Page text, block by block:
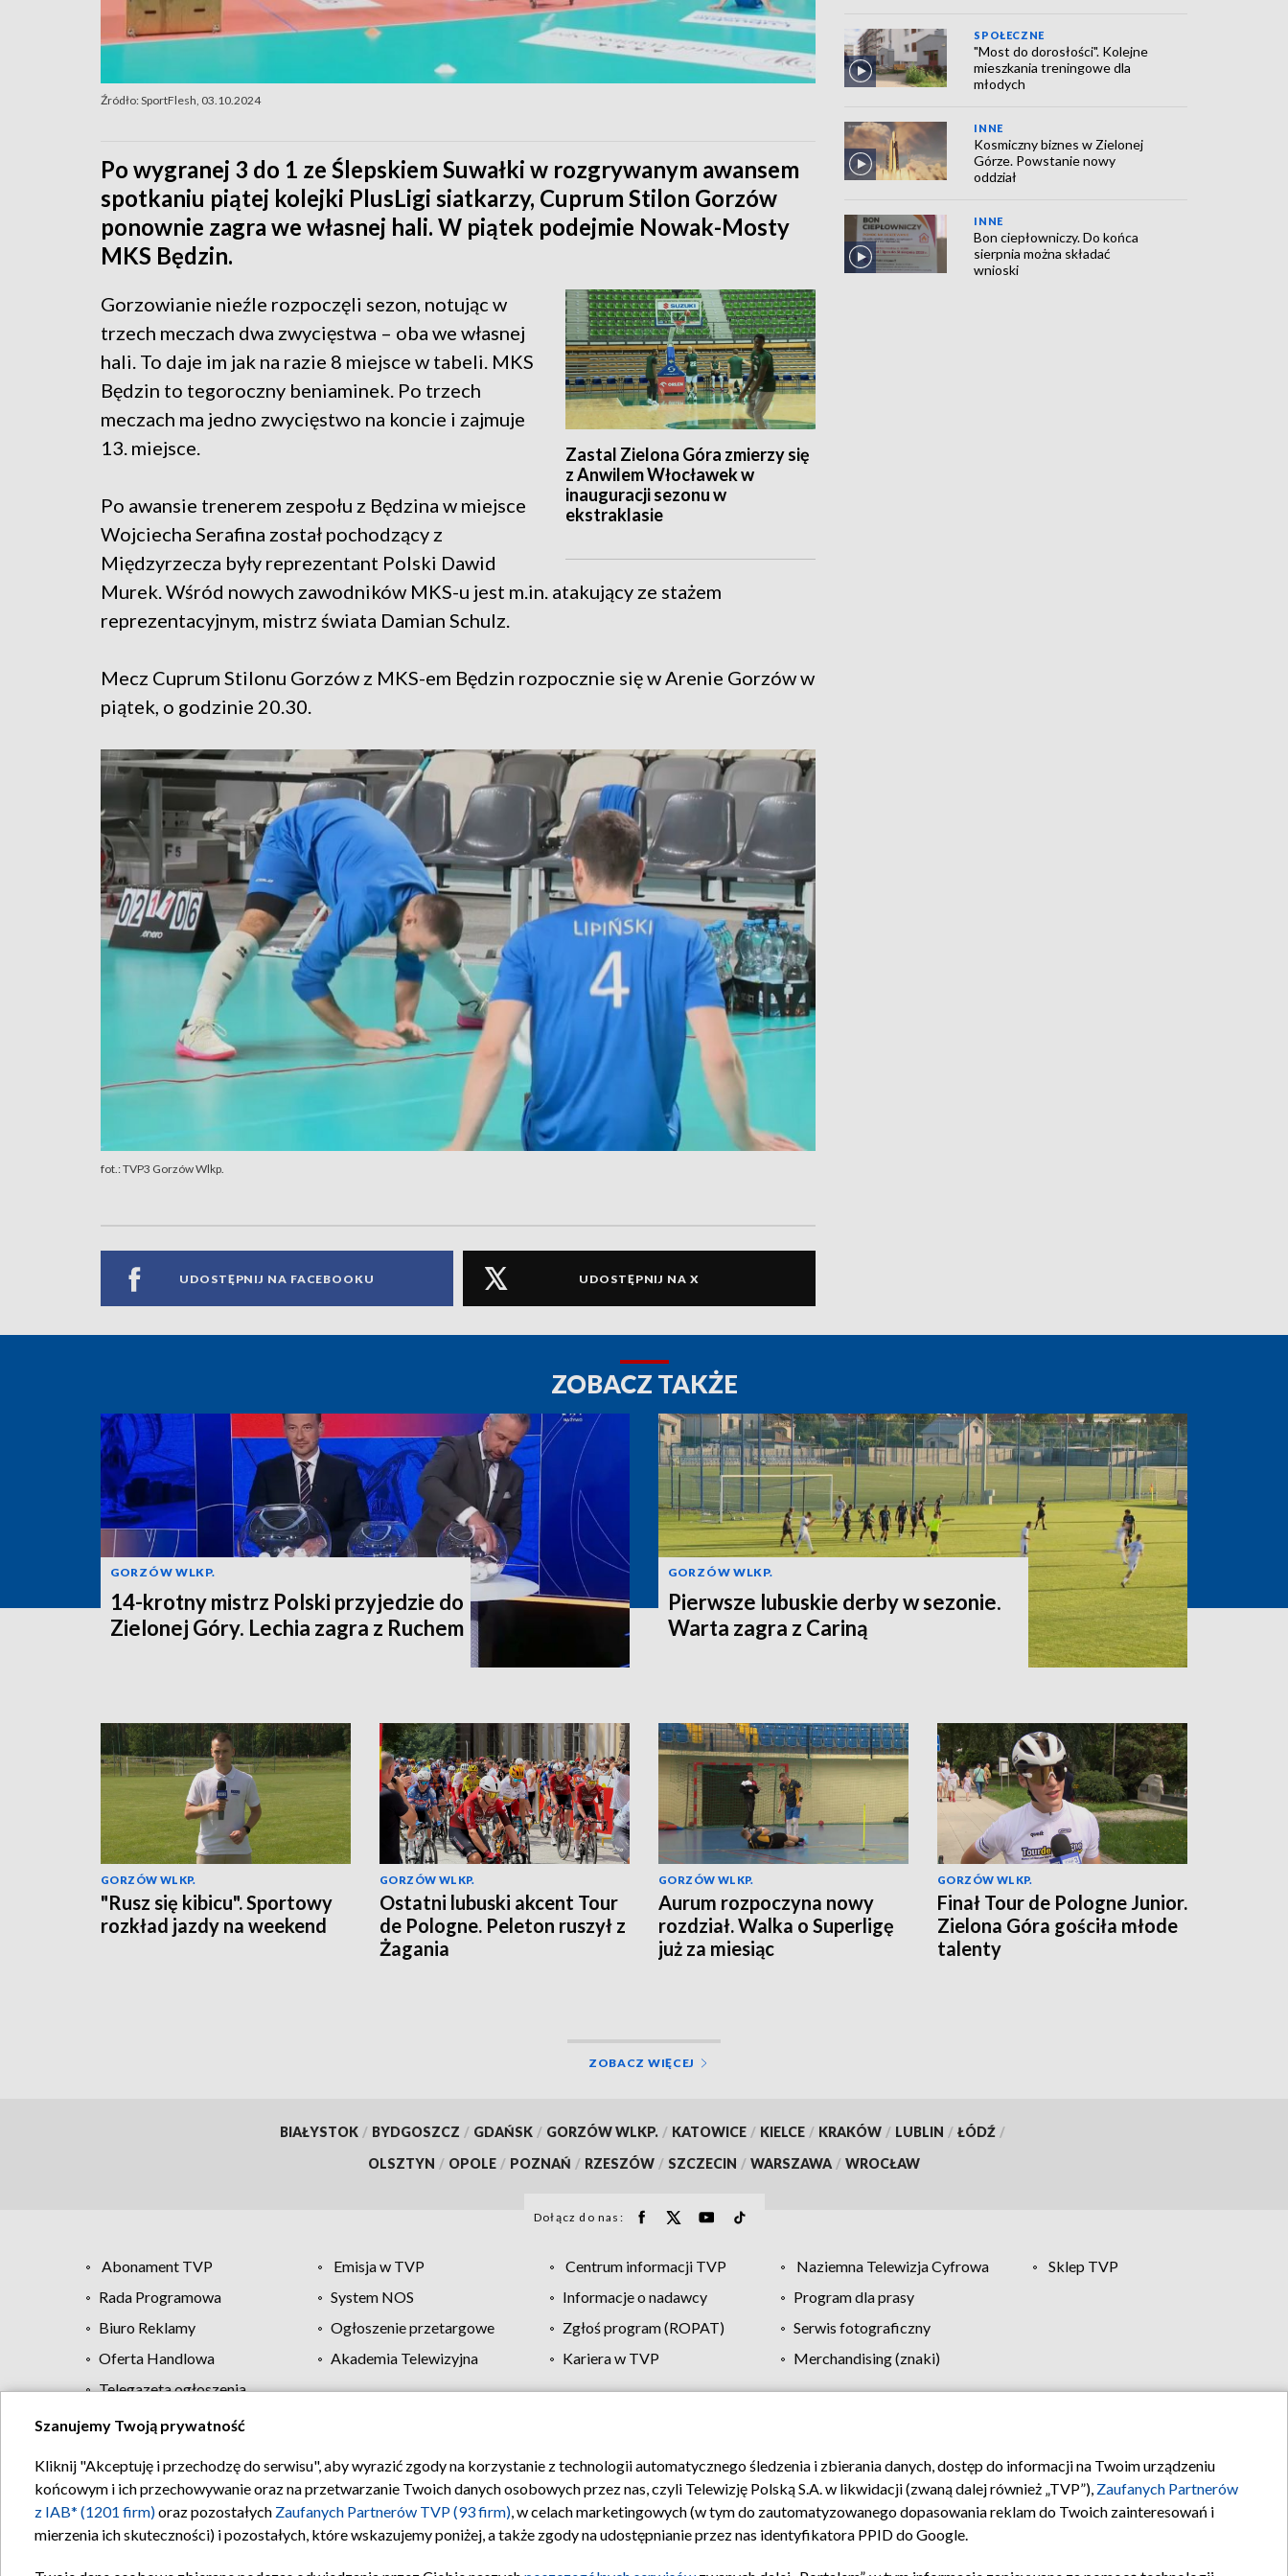
Źródło: SportFlesh, 03.10.2024
Po wygranej 3 do 1 ze Ślepskiem Suwałki w rozgrywanym awansem
spotkaniu piątej kolejki PlusLigi siatkarzy, Cuprum Stilon Gorzów
ponownie zagra we własnej hali. W piątek podejmie Nowak-Mosty
MKS Będzin.
Zastal Zielona Góra zmierzy się
z Anwilem Włocławek w
inauguracji sezonu w
ekstraklasie
Gorzowianie nieźle rozpoczęli sezon, notując w
trzech meczach dwa zwycięstwa – oba we własnej
hali. To daje im jak na razie 8 miejsce w tabeli. MKS
Będzin to tegoroczny beniaminek. Po trzech
meczach ma jedno zwycięstwo na koncie i zajmuje
13. miejsce.
Po awansie trenerem zespołu z Będzina w miejsce
Wojciecha Serafina został pochodzący z
Międzyrzecza były reprezentant Polski Dawid
Murek. Wśród nowych zawodników MKS-u jest m.in. atakujący ze stażem
reprezentacyjnym, mistrz świata Damian Schulz.
Mecz Cuprum Stilonu Gorzów z MKS-em Będzin rozpocznie się w Arenie Gorzów w
piątek, o godzinie 20.30.
fot.: TVP3 Gorzów Wlkp.
UDOSTĘPNIJ NA FACEBOOKU UDOSTĘPNIJ NA X
SPOŁECZNE
"Most do dorosłości". Kolejne
mieszkania treningowe dla
młodych
INNE
Kosmiczny biznes w Zielonej
Górze. Powstanie nowy
oddział
INNE
Bon ciepłowniczy. Do końca
sierpnia można składać
wnioski
ZOBACZ TAKŻE
GORZÓW WLKP.
14-krotny mistrz Polski przyjedzie do
Zielonej Góry. Lechia zagra z Ruchem
GORZÓW WLKP.
Pierwsze lubuskie derby w sezonie.
Warta zagra z Cariną
GORZÓW WLKP.
"Rusz się kibicu". Sportowy
rozkład jazdy na weekend
GORZÓW WLKP.
Ostatni lubuski akcent Tour
de Pologne. Peleton ruszył z
Żagania
GORZÓW WLKP.
Aurum rozpoczyna nowy
rozdział. Walka o Superligę
już za miesiąc
GORZÓW WLKP.
Finał Tour de Pologne Junior.
Zielona Góra gościła młode
talenty
ZOBACZ WIĘCEJ
BIAŁYSTOK / BYDGOSZCZ / GDAŃSK / GORZÓW WLKP. / KATOWICE / KIELCE / KRAKÓW / LUBLIN / ŁÓDŹ /
OLSZTYN / OPOLE / POZNAŃ / RZESZÓW / SZCZECIN / WARSZAWA / WROCŁAW
Dołącz do nas:
Abonament TVP Emisja w TVP Centrum informacji TVP Naziemna Telewizja Cyfrowa
Sklep TVP
Rada Programowa
System NOS Informacje o nadawcy
Program dla prasy
Biuro Reklamy
Ogłoszenie przetargowe Zgłoś program (ROPAT)
Serwis fotograficzny
Oferta Handlowa
Akademia Telewizyjna Kariera w TVP
Merchandising (znaki)
Telegazeta ogłoszenia
Regulamin TVP Polityka prywatności Moje zgody Pomoc Biuro reklamy Kontakt
Szanujemy Twoją prywatność
Kliknij "Akceptuję i przechodzę do serwisu", aby wyrazić zgody na korzystanie z technologii automatycznego śledzenia i zbierania danych, dostęp do informacji na Twoim urządzeniu
końcowym i ich przechowywanie oraz na przetwarzanie Twoich danych osobowych przez nas, czyli Telewizję Polską S.A. w likwidacji (zwaną dalej również „TVP”), Zaufanych Partnerów
z IAB* (1201 firm)oraz pozostałych Zaufanych Partnerów TVP (93 firm), w celach marketingowych (w tym do zautomatyzowanego dopasowania reklam do Twoich zainteresowań i
mierzenia ich skuteczności) i pozostałych, które wskazujemy poniżej, a także zgody na udostępnianie przez nas identyfikatora PPID do Google.